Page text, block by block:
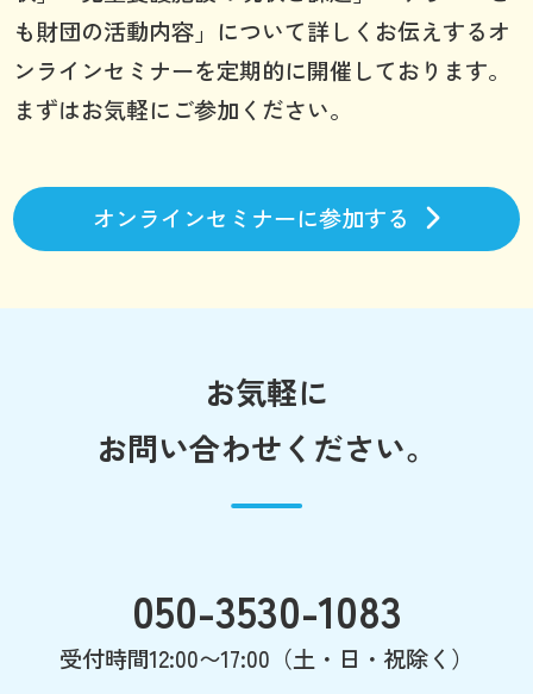
も財団の活動内容」について詳しくお伝えするオ
ンラインセミナーを定期的に開催しております。
まずはお気軽にご参加ください。
オンラインセミナーに参加する
お気軽に
お問い合わせください。
050-3530-1083
受付時間12:00〜17:00（土・日・祝除く）